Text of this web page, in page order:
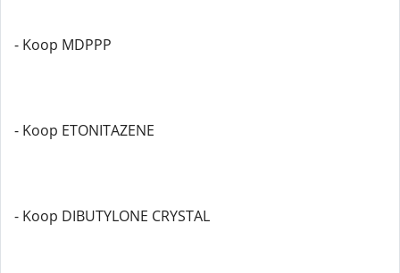
- Koop MDPPP
- Koop ETONITAZENE
- Koop DIBUTYLONE CRYSTAL